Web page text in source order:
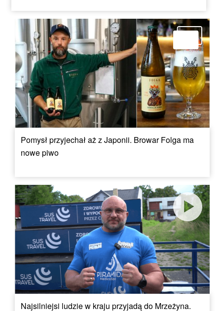
Pomysł przyjechał aż z Japonii. Browar Folga ma
nowe piwo
Najsilniejsi ludzie w kraju przyjadą do Mrzeżyna.